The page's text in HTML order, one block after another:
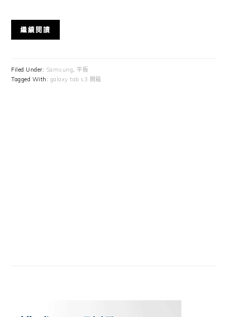
繼續閱讀
Filed Under: Samsung,平板
Tagged With: galaxy tab s3 開箱